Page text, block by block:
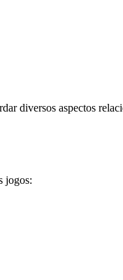
diversos aspectos
jogos: